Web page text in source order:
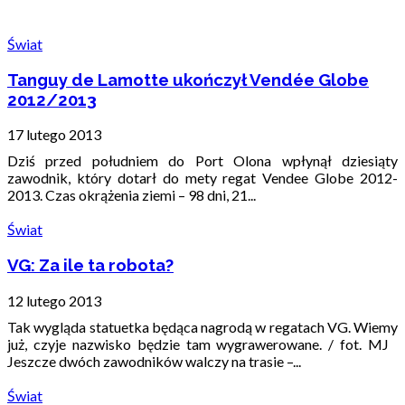
Świat
Tanguy de Lamotte ukończył Vendée Globe
2012/2013
17 lutego 2013
Dziś przed południem do Port Olona wpłynął dziesiąty
zawodnik, który dotarł do mety regat Vendee Globe 2012-
2013. Czas okrążenia ziemi – 98 dni, 21...
Świat
VG: Za ile ta robota?
12 lutego 2013
Tak wygląda statuetka będąca nagrodą w regatach VG. Wiemy
już, czyje nazwisko będzie tam wygrawerowane. / fot. MJ
Jeszcze dwóch zawodników walczy na trasie –...
Świat